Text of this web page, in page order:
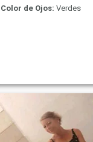
Color de Ojos: Verdes